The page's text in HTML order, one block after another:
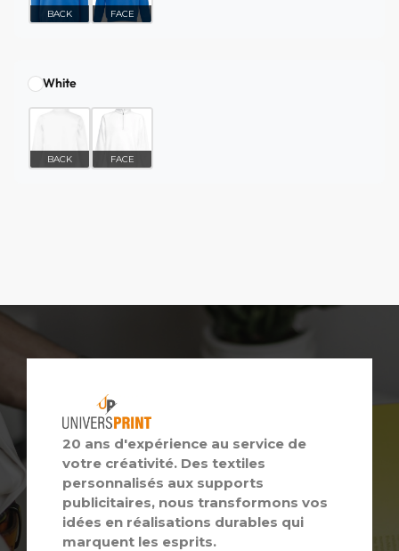
BACK FACE
White
BACK FACE
20 ans d'expérience au service de
votre créativité. Des textiles
personnalisés aux supports
publicitaires, nous transformons vos
idées en réalisations durables qui
marquent les esprits.